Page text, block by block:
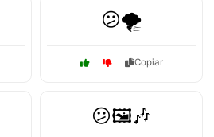
😕🌪️
Copiar
😕🖼️🎶